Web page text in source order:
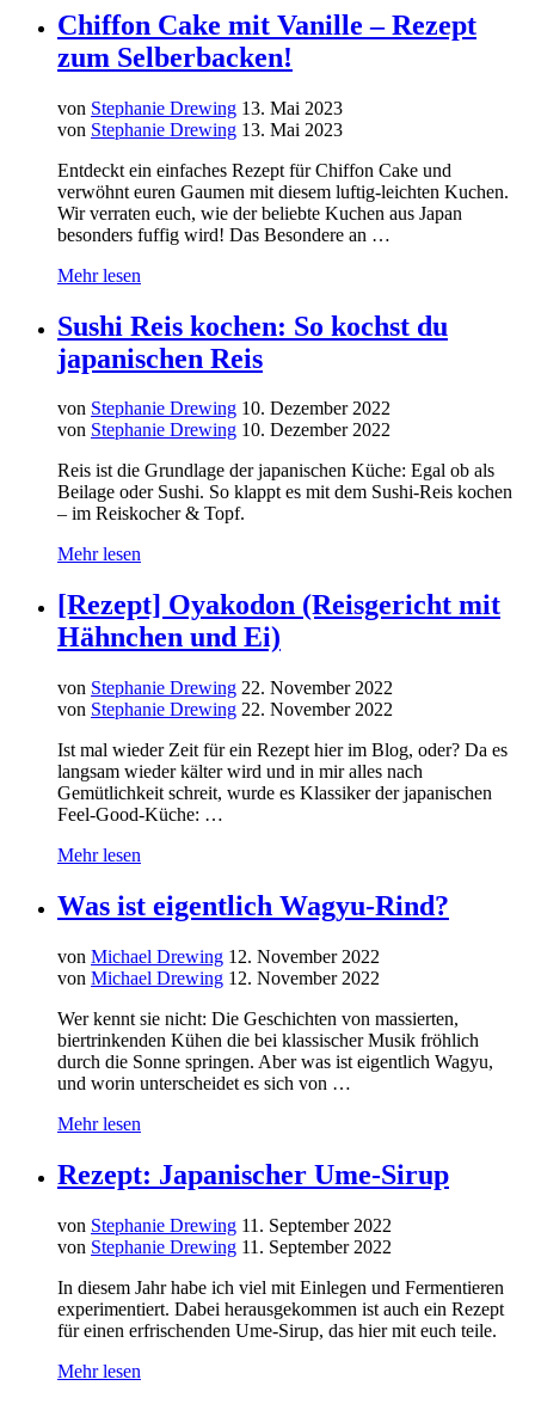
Chiffon Cake mit Vanille – Rezept
zum Selberbacken!
von Stephanie Drewing 13. Mai 2023
von Stephanie Drewing 13. Mai 2023
Entdeckt ein einfaches Rezept für Chiffon Cake und
verwöhnt euren Gaumen mit diesem luftig-leichten Kuchen.
Wir verraten euch, wie der beliebte Kuchen aus Japan
besonders fuffig wird! Das Besondere an …
Mehr lesen
Sushi Reis kochen: So kochst du
japanischen Reis
von Stephanie Drewing 10. Dezember 2022
von Stephanie Drewing 10. Dezember 2022
Reis ist die Grundlage der japanischen Küche: Egal ob als
Beilage oder Sushi. So klappt es mit dem Sushi-Reis kochen
– im Reiskocher & Topf.
Mehr lesen
[Rezept] Oyakodon (Reisgericht mit
Hähnchen und Ei)
von Stephanie Drewing 22. November 2022
von Stephanie Drewing 22. November 2022
Ist mal wieder Zeit für ein Rezept hier im Blog, oder? Da es
langsam wieder kälter wird und in mir alles nach
Gemütlichkeit schreit, wurde es Klassiker der japanischen
Feel-Good-Küche: …
Mehr lesen
Was ist eigentlich Wagyu-Rind?
von Michael Drewing 12. November 2022
von Michael Drewing 12. November 2022
Wer kennt sie nicht: Die Geschichten von massierten,
biertrinkenden Kühen die bei klassischer Musik fröhlich
durch die Sonne springen. Aber was ist eigentlich Wagyu,
und worin unterscheidet es sich von …
Mehr lesen
Rezept: Japanischer Ume-Sirup
von Stephanie Drewing 11. September 2022
von Stephanie Drewing 11. September 2022
In diesem Jahr habe ich viel mit Einlegen und Fermentieren
experimentiert. Dabei herausgekommen ist auch ein Rezept
für einen erfrischenden Ume-Sirup, das hier mit euch teile.
Mehr lesen